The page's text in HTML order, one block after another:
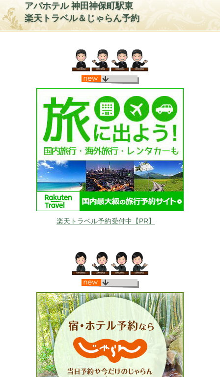
アパホテル 神田神保町駅東
楽天トラベル＆じゃらん予約
楽天トラベル予約受付中【PR】